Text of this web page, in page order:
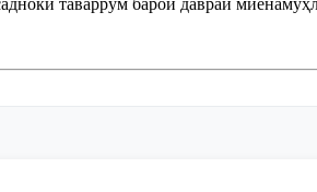
таваррум барои давраи